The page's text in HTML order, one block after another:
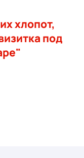
хлопот,
под